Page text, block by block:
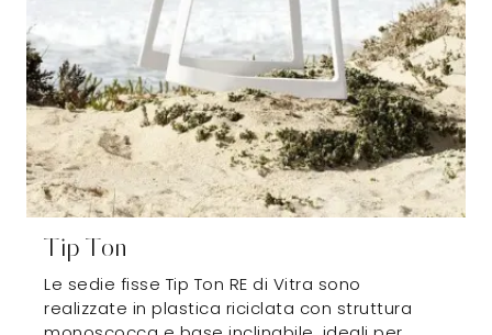
Tip Ton
Le sedie fisse Tip Ton RE di Vitra sono
realizzate in plastica riciclata con struttura